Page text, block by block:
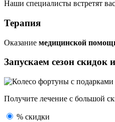
Наши специалисты встретят
Терапия
Оказание медицинской
Запускаем сезон скидок
Получите лечение с большой
% скидки